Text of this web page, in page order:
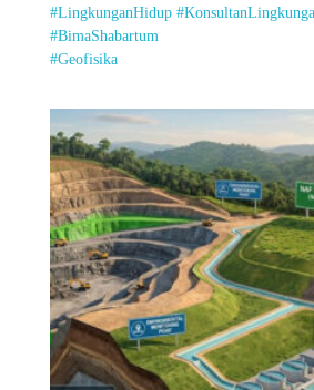
#LingkunganHidup
#BimaShabartum
#Geofisika